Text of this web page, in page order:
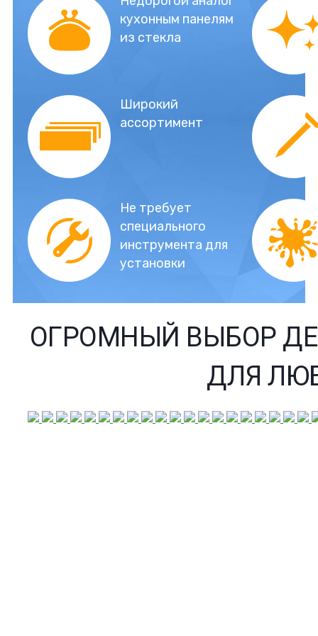
кухонным панелям
из стекла
Широкий
ассортимент
Не требует
специального
инструмента для
установки
ОГРОМНЫЙ ВЫБОР
ДЛЯ